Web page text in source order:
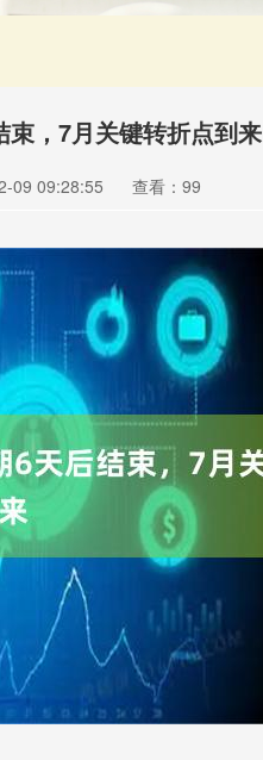
，7月关键转折点到来
09 09:28:55 查看：99